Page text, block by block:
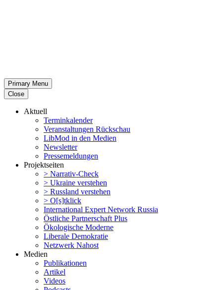
Primary Menu
Close
Aktuell
Termin­ka­lender
Veran­stal­tungen Rückschau
LibMod in den Medien
Newsletter
Presse­mel­dungen
Projekt­seiten
> Narrativ-Check
> Ukraine verstehen
> Russland verstehen
> O[s]tklick
Inter­na­tional Expert Network Russia
Östliche Partner­schaft Plus
Ökolo­gische Moderne
Liberale Demokratie
Netzwerk Nahost
Medien
Publi­ka­tionen
Artikel
Videos